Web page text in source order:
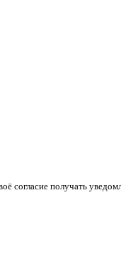
согласие получать